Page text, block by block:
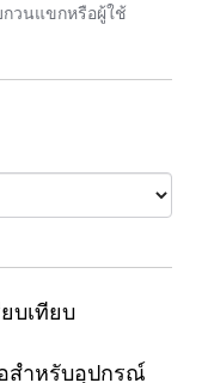
วนแขกหรือผู้ใช้
ยบเทียบ
สำหรับอุปกรณ์